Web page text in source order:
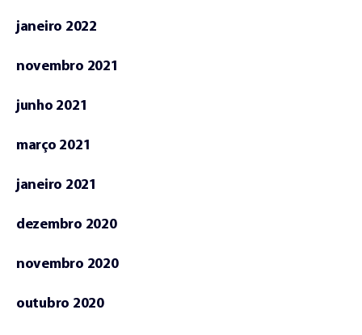
janeiro 2022
novembro 2021
junho 2021
março 2021
janeiro 2021
dezembro 2020
novembro 2020
outubro 2020